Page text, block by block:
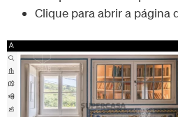
Clique para abrir a página